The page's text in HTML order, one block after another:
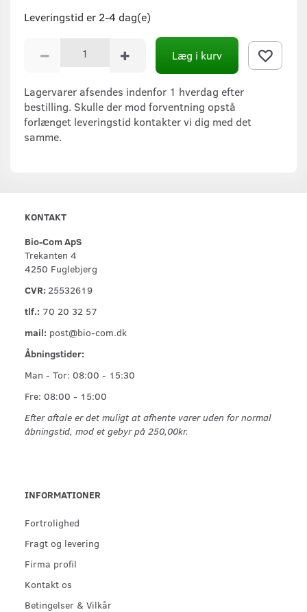
Leveringstid er 2-4 dag(e)
Læg i kurv
Lagervarer afsendes indenfor 1 hverdag efter
bestilling. Skulle der mod forventning opstå
forlænget leveringstid kontakter vi dig med det
samme.
KONTAKT
Bio-Com ApS
Trekanten 4
4250 Fuglebjerg
CVR: 25532619
tlf.: 70 20 32 57
mail: post@bio-com.dk
Åbningstider:
Man - Tor: 08:00 - 15:30
Fre: 08:00 - 15:00
Efter aftale er det muligt at afhente varer uden for normal
åbningstid, mod et gebyr på 250,00kr.
INFORMATIONER
Fortrolighed
Fragt og levering
Firma profil
Kontakt os
Betingelser & Vilkår